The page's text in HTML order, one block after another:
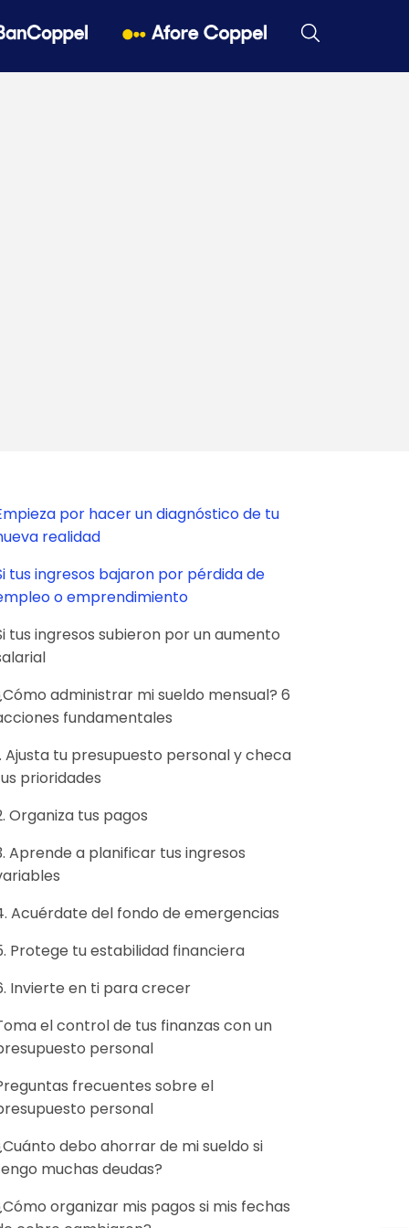
por hacer un diagnóstico de tu
realidad
tus ingresos bajaron por pérdida de
o emprendimiento
tus ingresos subieron por un aumento
administrar mi sueldo mensual? 6
fundamentales
Ajusta tu presupuesto personal y checa
prioridades
Organiza tus pagos
Aprende a planificar tus ingresos
Acuérdate del fondo de emergencias
Protege tu estabilidad financiera
Invierte en ti para crecer
el control de tus finanzas con un
personal
frecuentes sobre el
personal
debo ahorrar de mi sueldo si
muchas deudas?
organizar mis pagos si mis fechas